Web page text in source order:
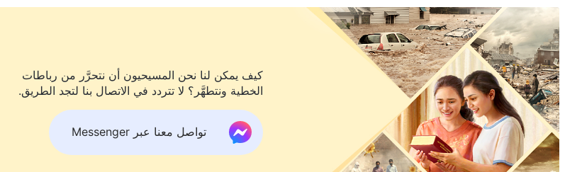
أسمى. كل مَنْ يخضع لسيادة الله، سيتمتع بحق أعلى وينال بركات أعظم، ويحيا بحق في النور، ويربح الحق والطريق والحياة.
كيف يمكن لنا نحن المسيحيون أن نتحرَّر من رباطات
الخطية ونتطهَّر؟ لا تتردد في الاتصال بنا لتجد الطريق.
تواصل معنا عبر Messenger